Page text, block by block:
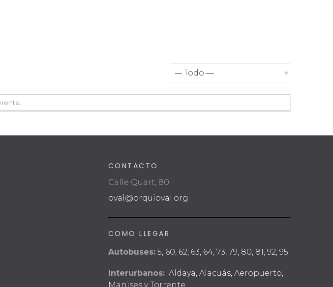
CONTACTO
Calle Quart, 80
oval@orquioval.org
COMO LLEGAR
Autobuses: 5, 60, 62, 63, 64, 73, 79, 80, 81, 92, 95
Interurbanos: Aldaya, Alacuás, Aeropuerto,
Manises y Torrente.